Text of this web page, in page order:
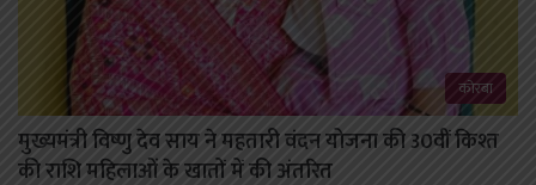
कोरबा
मुख्यमंत्री विष्णु देव साय ने महतारी वंदन योजना की 30वीं किश्त
की राशि महिलाओं के खातों में की अंतरित